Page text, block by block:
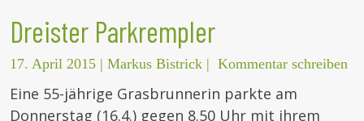
Dreister Parkrempler
17. April 2015 | Markus Bistrick | Kommentar schreiben
Eine 55-jährige Grasbrunnerin parkte am
Donnerstag (16.4.) gegen 8.50 Uhr mit ihrem